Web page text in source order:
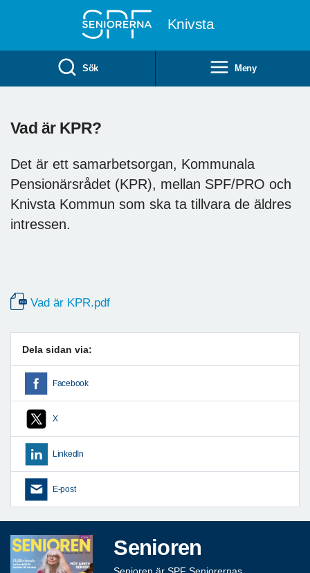
Knivsta
Sök Meny
Vad är KPR?
Det är ett samarbetsorgan, Kommunala
Pensionärsrådet (KPR), mellan SPF/PRO och
Knivsta Kommun som ska ta tillvara de äldres
intressen.
Vad är KPR.pdf
Dela sidan via:
Facebook
X
LinkedIn
E-post
Senioren